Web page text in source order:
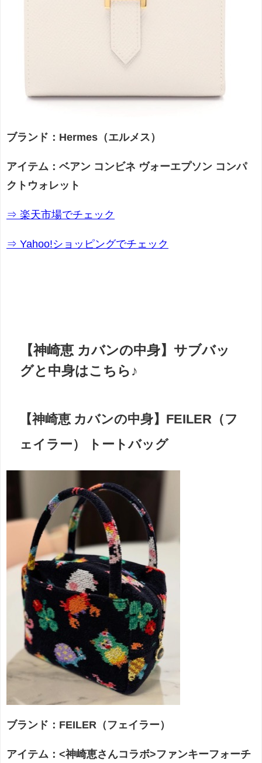
ブランド：Hermes（エルメス）
アイテム：ベアン コンビネ ヴォーエプソン コンパ
クトウォレット
⇒ 楽天市場でチェック
⇒ Yahoo!ショッピングでチェック
【神崎恵 カバンの中身】サブバッ
グと中身はこちら♪
【神崎恵 カバンの中身】FEILER（フ
ェイラー） トートバッグ
ブランド：FEILER（フェイラー）
アイテム：<神崎恵さんコラボ>ファンキーフォーチ